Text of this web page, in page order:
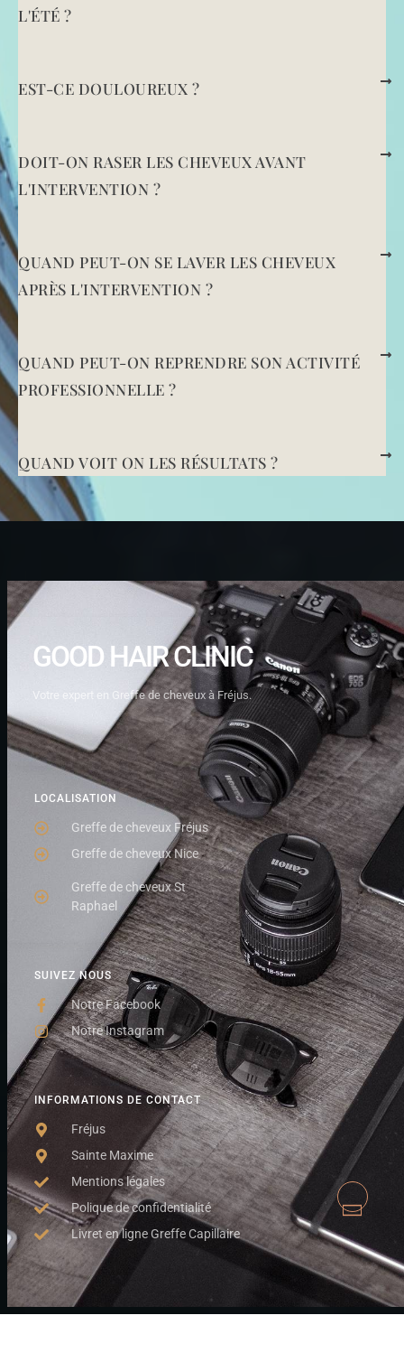
L'ÉTÉ ?
EST-CE DOULOUREUX ?
DOIT-ON RASER LES CHEVEUX AVANT
L'INTERVENTION ?
QUAND PEUT-ON SE LAVER LES CHEVEUX
APRÈS L'INTERVENTION ?
QUAND PEUT-ON REPRENDRE SON ACTIVITÉ
PROFESSIONNELLE ?
QUAND VOIT ON LES RÉSULTATS ?
INFORMATIONS DE CONTACT
Fréjus
Sainte Maxime
Mentions légales
Polique de confidentialité
Livret en ligne Greffe Capillaire
SUIVEZ NOUS
Notre Facebook
Notre Instagram
LOCALISATION
Greffe de cheveux Fréjus
Greffe de cheveux Nice
Greffe de cheveux St
Raphael
GOOD HAIR CLINIC
Votre expert en Greffe de cheveux à Fréjus.